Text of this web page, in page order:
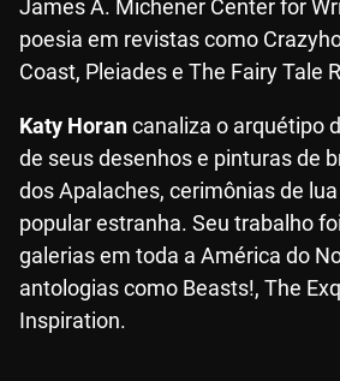
James A. Michener Center for
poesia em revistas como
Coast, Pleiades e The Fairy Tale
Katy Horancanaliza o arquétipo
de seus desenhos e pinturas de
dos Apalaches, cerimônias de
popular estranha. Seu trabalho
galerias em toda a América do
antologias como Beasts!, The
Inspiration.